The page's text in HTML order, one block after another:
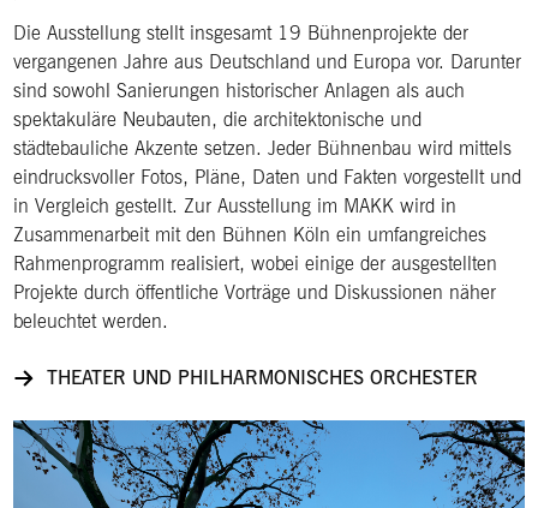
Die Ausstellung stellt insgesamt 19 Bühnenprojekte der
vergangenen Jahre aus Deutschland und Europa vor. Darunter
sind sowohl Sanierungen historischer Anlagen als auch
spektakuläre Neubauten, die architektonische und
städtebauliche Akzente setzen. Jeder Bühnenbau wird mittels
eindrucksvoller Fotos, Pläne, Daten und Fakten vorgestellt und
in Vergleich gestellt. Zur Ausstellung im MAKK wird in
Zusammenarbeit mit den Bühnen Köln ein umfangreiches
Rahmenprogramm realisiert, wobei einige der ausgestellten
Projekte durch öffentliche Vorträge und Diskussionen näher
beleuchtet werden.
THEATER UND PHILHARMONISCHES ORCHESTER